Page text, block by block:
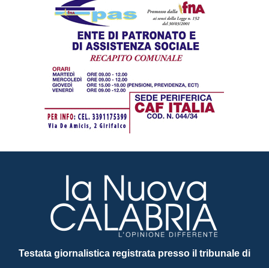
Testata giornalistica registrata presso il tribunale di